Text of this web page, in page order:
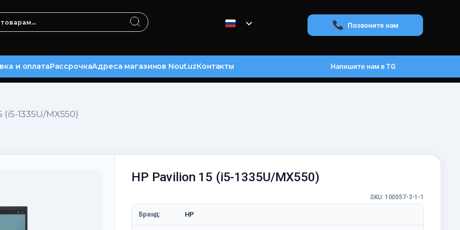
Позвоните нам
и оплатаРассрочкаАдреса магазинов Nout.uzКонтакты Напишите нам в TG
(i5-1335U/MX550)
HP Pavilion 15 (i5-1335U/MX550)
SKU: 100057-3-1-1
Бренд: HP